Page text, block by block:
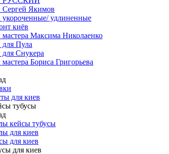
Якимов
удлиненные
киёв
Максима Николаенко
Пула
Снукера
Бориса Григорьева
для киев
тубусы
кейсы тубусы
для киев
для киев
для киев